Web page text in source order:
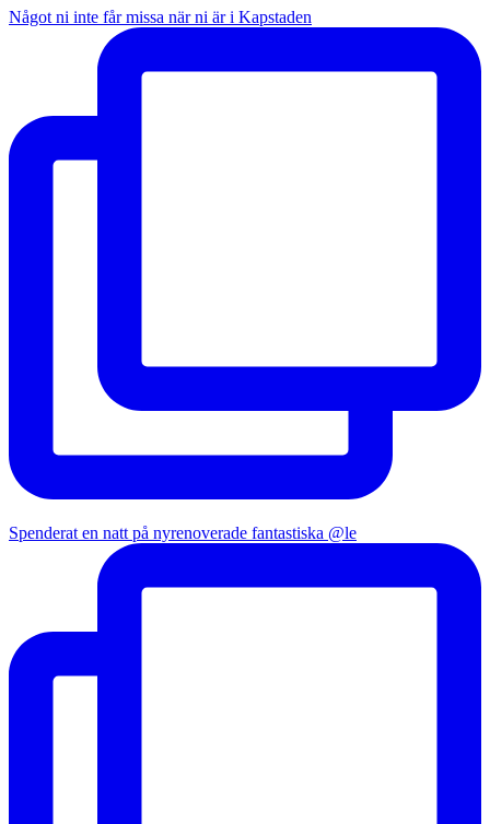
Något ni inte får missa när ni är i Kapstaden
Spenderat en natt på nyrenoverade fantastiska @le